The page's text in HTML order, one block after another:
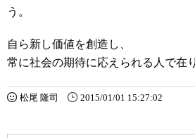
う。
自ら新し価値を創造し、
常に社会の期待に応えられる人で在
松尾 隆司 2015/01/01 15:27:02